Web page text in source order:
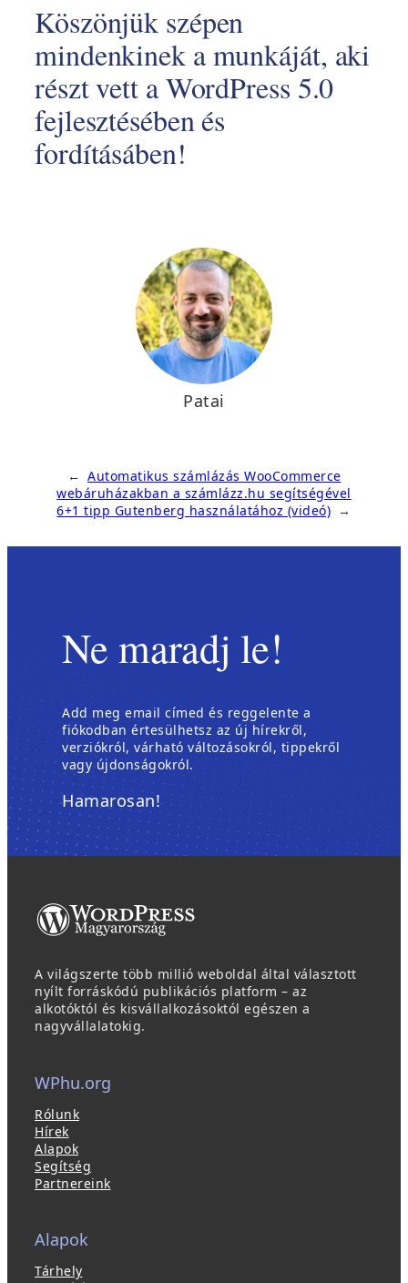
Köszönjük szépen
mindenkinek a munkáját, aki
részt vett a WordPress 5.0
fejlesztésében és
fordításáben!
Patai
← Automatikus számlázás WooCommerce
webáruházakban a számlázz.hu segítségével
6+1 tipp Gutenberg használatához (videó) →
Ne maradj le!
Add meg email címed és reggelente a
fiókodban értesülhetsz az új hírekről,
verziókról, várható változásokról, tippekről
vagy újdonságokról.
Hamarosan!
A világszerte több millió weboldal által választott
nyílt forráskódú publikációs platform – az
alkotóktól és kisvállalkozásoktól egészen a
nagyvállalatokig.
WPhu.org
Rólunk
Hírek
Alapok
Segítség
Partnereink
Alapok
Tárhely